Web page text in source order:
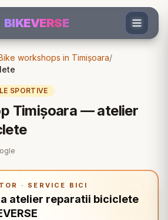
BIKEVERSE
workshops in Timișoara/
SPORTIVE
Timișoara — atelier
· SERVICE BICI
atelier reparatii biciclete